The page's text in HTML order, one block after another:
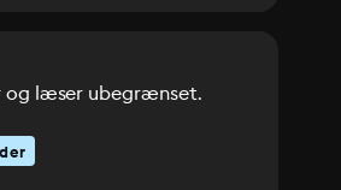
og læser ubegrænset.